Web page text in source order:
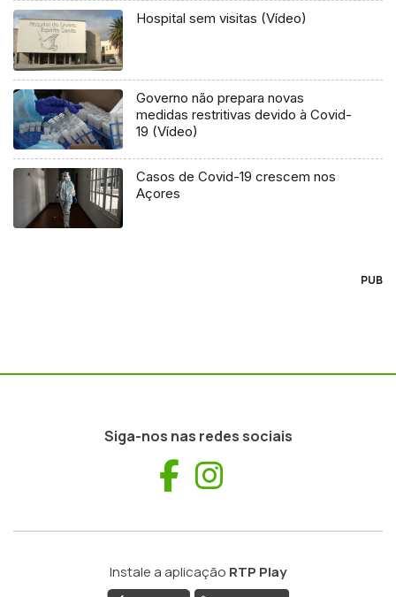
Hospital sem visitas (Vídeo)
Governo não prepara novas
medidas restritivas devido à Covid-
19 (Vídeo)
Casos de Covid-19 crescem nos
Açores
PUB
Siga-nos nas redes sociais
Facebook
Instale a aplicação RTP Play